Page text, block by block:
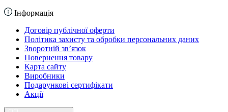
Інформація
Договір публічної оферти
Політика захисту та обробки персональних даних
Зворотній зв’язок
Повернення товару
Карта сайту
Виробники
Подарункові сертифікати
Акції